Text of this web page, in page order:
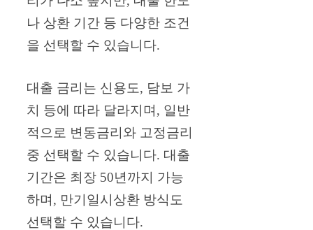
나 상환 기간 등 다양한 조건
을 선택할 수 있습니다.
대출 금리는 신용도, 담보 가
치 등에 따라 달라지며, 일반
적으로 변동금리와 고정금리
중 선택할 수 있습니다. 대출
기간은 최장 50년까지 가능
하며, 만기일시상환 방식도
선택할 수 있습니다.